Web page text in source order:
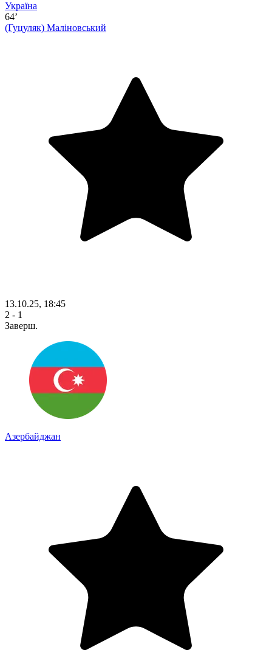
Україна
64’
(Гуцуляк) Маліновський
13.10.25, 18:45
2 - 1
Заверш.
Азербайджан